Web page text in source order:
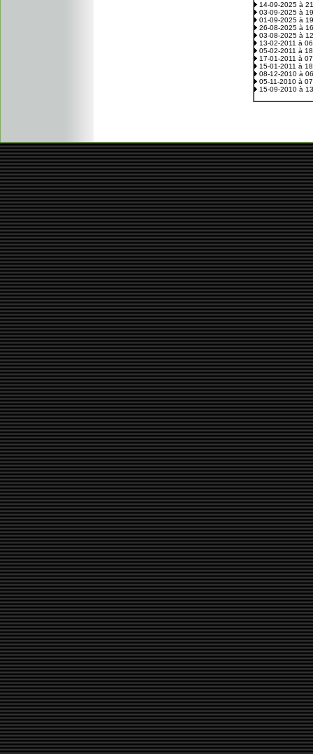
14-09-2025 à
03-09-2025 à
01-09-2025 à
26-08-2025 à
03-08-2025 à
13-02-2011 à
05-02-2011 à
17-01-2011 à
15-01-2011 à
08-12-2010 à
05-11-2010 à
15-09-2010 à